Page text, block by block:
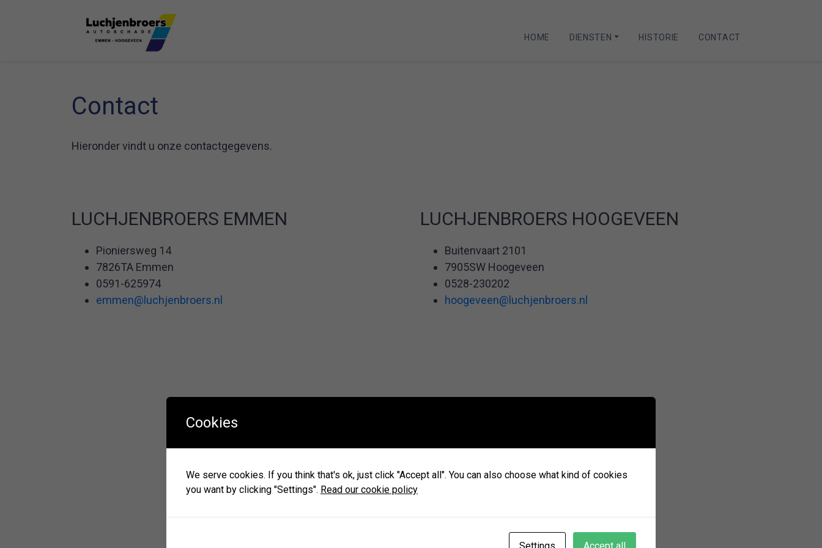
HOME DIENSTEN HISTORIE CONTACT
Contact
Hieronder vindt u onze contactgegevens.
LUCHJENBROERS EMMEN
Pioniersweg 14
7826TA Emmen
0591-625974
emmen@luchjenbroers.nl
LUCHJENBROERS HOOGEVEEN
Buitenvaart 2101
7905SW Hoogeveen
0528-230202
hoogeveen@luchjenbroers.nl
Cookies
We serve cookies. If you think that's ok, just click "Accept all". You can also choose what kind of cookies
you want by clicking "Settings". Read our cookie policy
Settings Accept all